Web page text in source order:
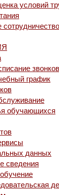
условий
звонков
график
обучающихся
данных
сведения